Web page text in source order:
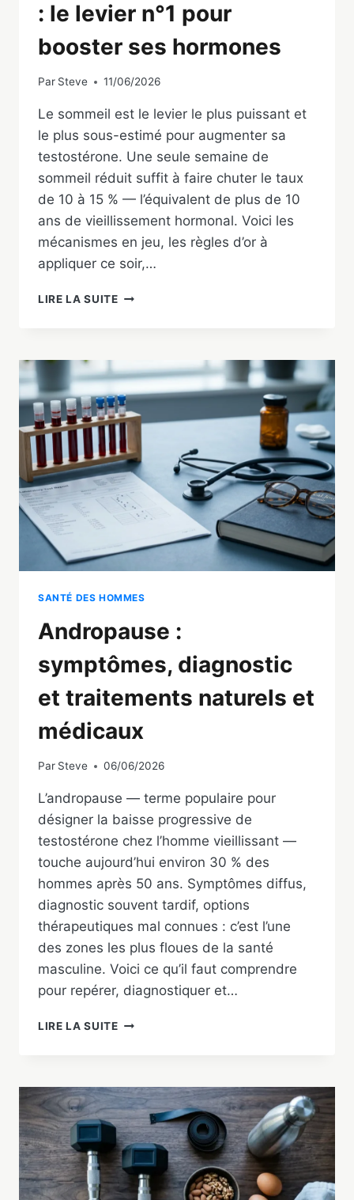
: le levier n°1 pour
booster ses hormones
Par Steve 11/06/2026
Le sommeil est le levier le plus puissant et
le plus sous-estimé pour augmenter sa
testostérone. Une seule semaine de
sommeil réduit suffit à faire chuter le taux
de 10 à 15 % — l’équivalent de plus de 10
ans de vieillissement hormonal. Voici les
mécanismes en jeu, les règles d’or à
appliquer ce soir,…
LIRE LA SUITESOMMEIL
LEVIER
N°1
POUR
BOOSTER
SES
HORMONES
SANTÉ DES HOMMES
Andropause :
symptômes, diagnostic
et traitements naturels et
médicaux
Par Steve 06/06/2026
L’andropause — terme populaire pour
désigner la baisse progressive de
testostérone chez l’homme vieillissant —
touche aujourd’hui environ 30 % des
hommes après 50 ans. Symptômes diffus,
diagnostic souvent tardif, options
thérapeutiques mal connues : c’est l’une
des zones les plus floues de la santé
masculine. Voici ce qu’il faut comprendre
pour repérer, diagnostiquer et…
LIRE LA SUITEANDROPAUSE
ET
TRAITEMENTS
NATURELS
ET
MÉDICAUX